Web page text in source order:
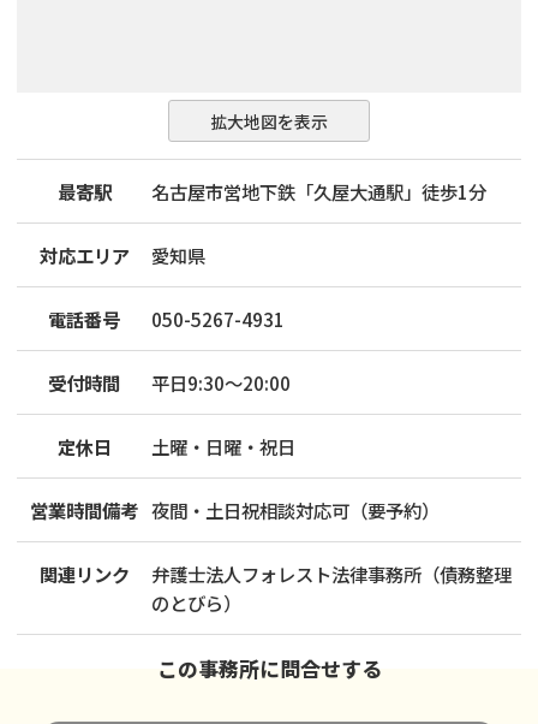
拡大地図を表示
最寄駅 名古屋市営地下鉄「久屋大通駅」徒歩1分
対応エリア 愛知県
電話番号 050-5267-4931
受付時間 平日9:30～20:00
定休日 土曜・日曜・祝日
営業時間備考 夜間・土日祝相談対応可（要予約）
関連リンク
弁護士法人フォレスト法律事務所（債務整理
のとびら）
この事務所に問合せする